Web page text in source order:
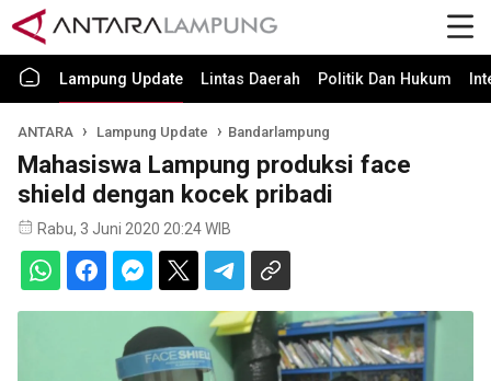
Lampung Update Lintas Daerah Politik Dan Hukum
ANTARA Lampung Update Bandarlampung
Mahasiswa Lampung produksi face
shield dengan kocek pribadi
Rabu, 3 Juni 2020 20:24 WIB